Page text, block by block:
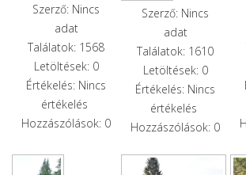
Szerző: Nincs
adat
Találatok: 1568
Letöltések: 0
Értékelés: Nincs
értékelés
Hozzászólások: 0
Szerző: Nincs
adat
Találatok: 1610
Letöltések: 0
Értékelés: Nincs
értékelés
Hozzászólások: 0